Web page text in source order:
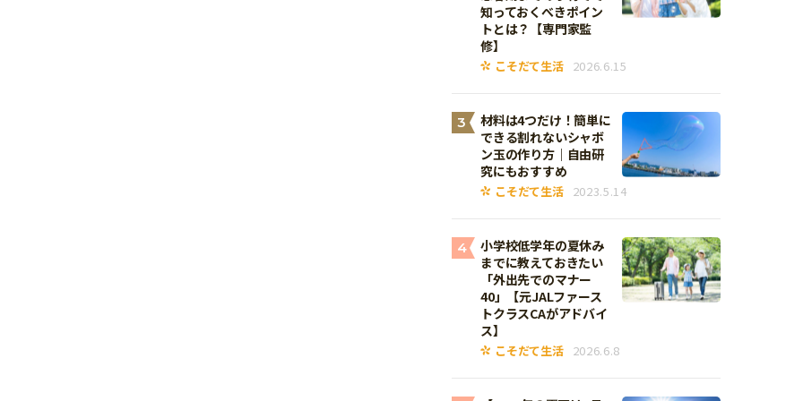
知っておくべきポイン
トとは？【専門家監
修】
こそだて生活 2026.6.15
3
材料は4つだけ！簡単に
できる割れないシャボ
ン玉の作り方｜自由研
究にもおすすめ
こそだて生活 2023.5.14
4
小学校低学年の夏休み
までに教えておきたい
「外出先でのマナー
40」【元JALファース
トクラスCAがアドバイ
ス】
こそだて生活 2026.6.8